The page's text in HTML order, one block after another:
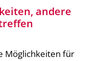
andere
Möglichkeiten für